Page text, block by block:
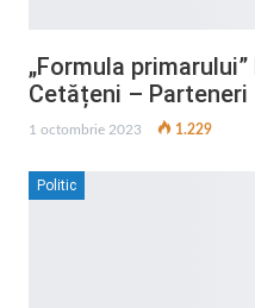
„Formula
Cetățeni – Parteneri
1 octombrie 2023 1.229
Politic